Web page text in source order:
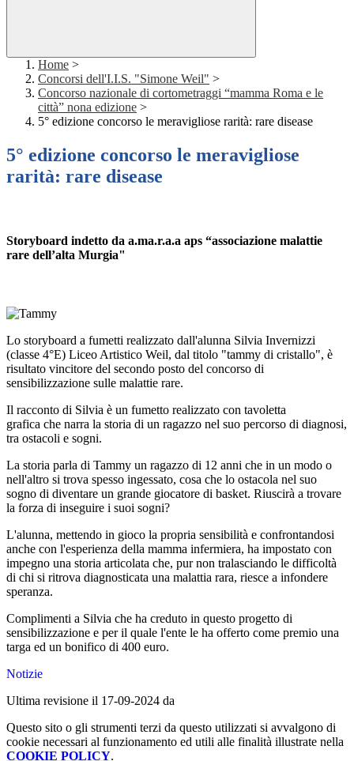
Home >
Concorsi dell'I.I.S. "Simone Weil" >
Concorso nazionale di cortometraggi “mamma Roma e le
città” nona edizione >
5° edizione concorso le meravigliose rarità: rare disease
5° edizione concorso le meravigliose
rarità: rare disease
Storyboard indetto da a.ma.r.a.a aps “associazione malattie
rare dell’alta Murgia"
Lo storyboard a fumetti realizzato dall'alunna Silvia Invernizzi
(classe 4°E) Liceo Artistico Weil, dal titolo "tammy di cristallo", è
risultato vincitore del secondo posto del concorso di
sensibilizzazione sulle malattie rare.
Il racconto di Silvia è un fumetto realizzato con tavoletta
grafica che narra la storia di un ragazzo nel suo percorso di diagnosi,
tra ostacoli e sogni.
La storia parla di Tammy un ragazzo di 12 anni che in un modo o
nell'altro si trova spesso ingessato, cosa che lo ostacola nel suo
sogno di diventare un grande giocatore di basket. Riuscirà a trovare
la forza di inseguire i suoi sogni?
L'alunna, mettendo in gioco la propria sensibilità e confrontandosi
anche con l'esperienza della mamma infermiera, ha impostato con
impegno una storia articolata che, pur non tralasciando le difficoltà
di chi si ritrova diagnosticata una malattia rara, riesce a infondere
speranza.
Complimenti a Silvia che ha creduto in questo progetto di
sensibilizzazione e per il quale l'ente le ha offerto come premio una
targa ed un bonifico di 400 euro.
Notizie
Ultima revisione il 17-09-2024 da
Questo sito o gli strumenti terzi da questo utilizzati si avvalgono di
cookie necessari al funzionamento ed utili alle finalità illustrate nella
COOKIE POLICY.